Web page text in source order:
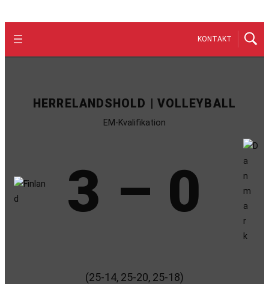
KONTAKT
HERRELANDSHOLD | VOLLEYBALL
EM-Kvalifikation
3 – 0
(25-14, 25-20, 25-18)